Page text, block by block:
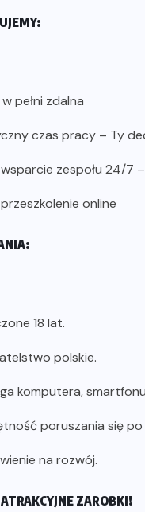
pełni zdalna
czas pracy – Ty
wsparcie zespołu 24/7
przeszkolenie online
18 lat.
polskie.
komputera,
poruszania się
na rozwój.
ZAROBKI!